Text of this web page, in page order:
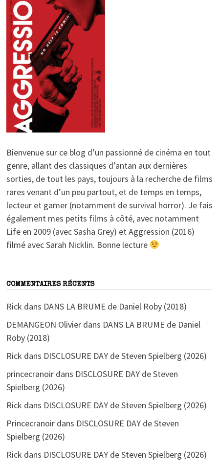
Bienvenue sur ce blog d’un passionné de cinéma en tout
genre, allant des classiques d’antan aux dernières
sorties, de tout les pays, toujours à la recherche de films
rares venant d’un peu partout, et de temps en temps,
lecteur et gamer (notamment de survival horror). Je fais
également mes petits films à côté, avec notamment
Life en 2009 (avec Sasha Grey) et Aggression (2016)
filmé avec Sarah Nicklin. Bonne lecture
COMMENTAIRES RÉCENTS
Rick dans DANS LA BRUME de Daniel Roby (2018)
DEMANGEON Olivierdans DANS LA BRUME de Daniel
Roby (2018)
Rick dans DISCLOSURE DAY de Steven Spielberg (2026)
princecranoirdans DISCLOSURE DAY de Steven
Spielberg (2026)
Rick dans DISCLOSURE DAY de Steven Spielberg (2026)
Princecranoirdans DISCLOSURE DAY de Steven
Spielberg (2026)
Rick dans DISCLOSURE DAY de Steven Spielberg (2026)